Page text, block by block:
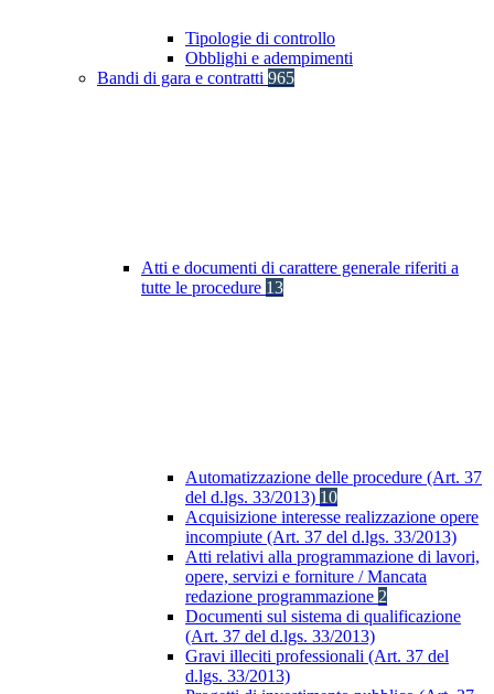
Tipologie di controllo
Obblighi e adempimenti
Bandi di gara e contratti 965
Atti e documenti di carattere generale riferiti a
tutte le procedure 13
Automatizzazione delle procedure (Art. 37
del d.lgs. 33/2013) 10
Acquisizione interesse realizzazione opere
incompiute (Art. 37 del d.lgs. 33/2013)
Atti relativi alla programmazione di lavori,
opere, servizi e forniture / Mancata
redazione programmazione 2
Documenti sul sistema di qualificazione
(Art. 37 del d.lgs. 33/2013)
Gravi illeciti professionali (Art. 37 del
d.lgs. 33/2013)